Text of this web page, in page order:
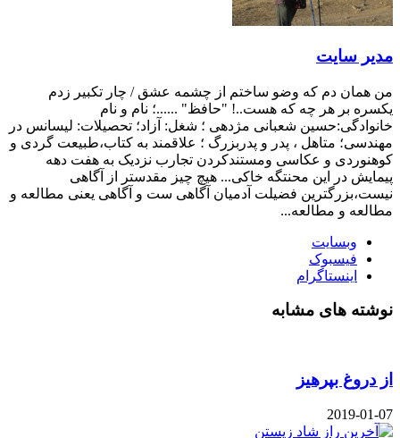
مدیر سایت
من همان دم که وضو ساختم از چشمه عشق / چار تکبیر زدم
یکسره بر هر چه که هست..! "حافظ" ......؛ نام و نام
خانوادگی:حسین شعبانی مژدهی ؛ شغل: آزاد؛ تحصیلات: لیسانس در
مهندسی؛ متاهل ، پدر و پدربزرگ ؛ علاقمند به کتاب،طبیعت گردی و
کوهنوردی و عکاسی ومستندکردن تجارب نزدیک به هفت دهه
پیمایش در این محنتگه خاکی... هیچ چیز مقدستر از آگاهی
نیست،بزرگترین فضیلت آدمیان آگاهی ست و آگاهی یعنی مطالعه و
مطالعه و مطالعه...
وبسایت
فیسبوک
اینستاگرام
نوشته های مشابه
از دروغ بپرهیز
2019-01-07